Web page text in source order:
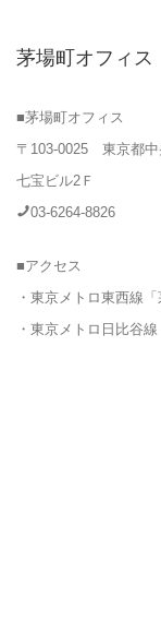
茅場町オフィス
■茅場町オフィス
〒103-0025 東京都中
七宝ビル2Ｆ
03-6264-8826
■アクセス
・東京メトロ東西線
・東京メトロ日比谷